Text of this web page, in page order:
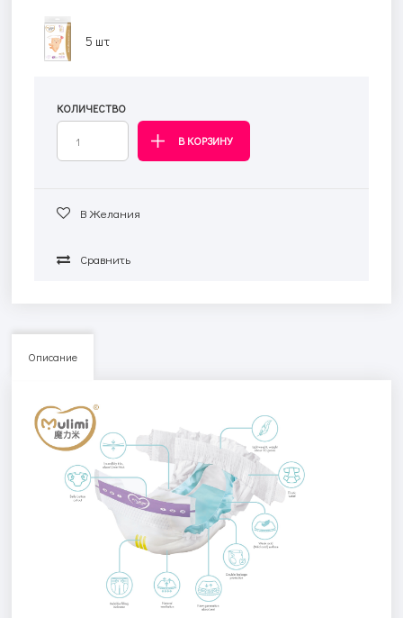
5 шт
КОЛИЧЕСТВО
В Желания
Сравнить
Описание